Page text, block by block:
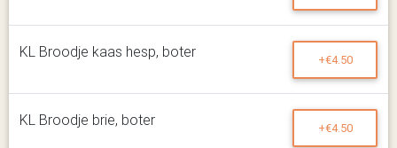
KL Broodje kaas hesp, boter +€4.50
KL Broodje brie, boter +€4.50